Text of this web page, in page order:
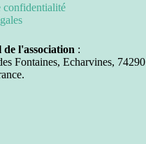
confidentialité
de l'association :
Fontaines, Echarvines, 74290